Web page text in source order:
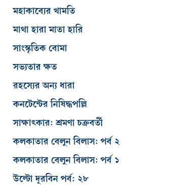
মহাকাব্যের খামতি
মাথা হারা মাতা হারি
সাংস্কৃতিক বোমা
সভ্যতার ক্ষত
রহস্যের অন্য ধারা
কনটেন্টের নিষিদ্ধপল্লি
সাক্ষাৎকার: শ্রমণা চক্রবর্তী
কলকাতার বেলুন বিলাস: পর্ব ২
কলকাতার বেলুন বিলাস: পর্ব ১
উল্টো দূরবিন পর্ব: ২৮